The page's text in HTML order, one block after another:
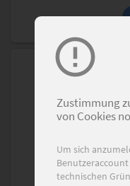
Zustimmung
von Cookies
Um sich
technischen